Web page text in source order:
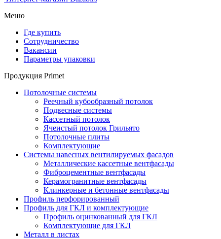
Меню
Где купить
Сотрудничество
Вакансии
Параметры упаковки
Продукция Primet
Потолочные системы
Реечный кубообразный потолок
Подвесные системы
Кассетный потолок
Ячеистый потолок Грильято
Потолочные плиты
Комплектующие
Системы навесных вентилируемых фасадов
Металлические кассетные вентфасады
Фиброцементные вентфасады
Керамогранитные вентфасады
Клинкерные и бетонные вентфасады
Профиль перфорированный
Профиль для ГКЛ и комплектующие
Профиль оцинкованный для ГКЛ
Комплектующие для ГКЛ
Металл в листах